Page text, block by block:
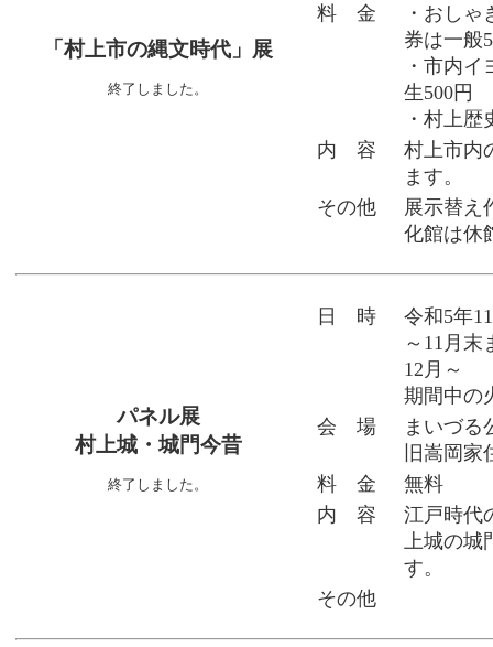
「村上市の縄文時代」展
終了しました。
料 金
・おし
券は一般
・市内
生500円
・村上
内 容
村上市内
ます。
その他
展示替え
化館は休
パネル展
村上城・城門今昔
終了しました。
日 時
令和5年
～11月
12月～
期間中の
会 場
まいづる
旧嵩岡
料 金
無料
内 容
江戸時代
上城の
す。
その他